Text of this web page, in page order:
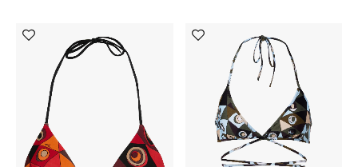
تعكس توتيمي فن الأناقة السهلة بقطع أساسية راقية
مصممة لتدوم وتتجاوز صيحات الموسم
تسوقوا توتيمي